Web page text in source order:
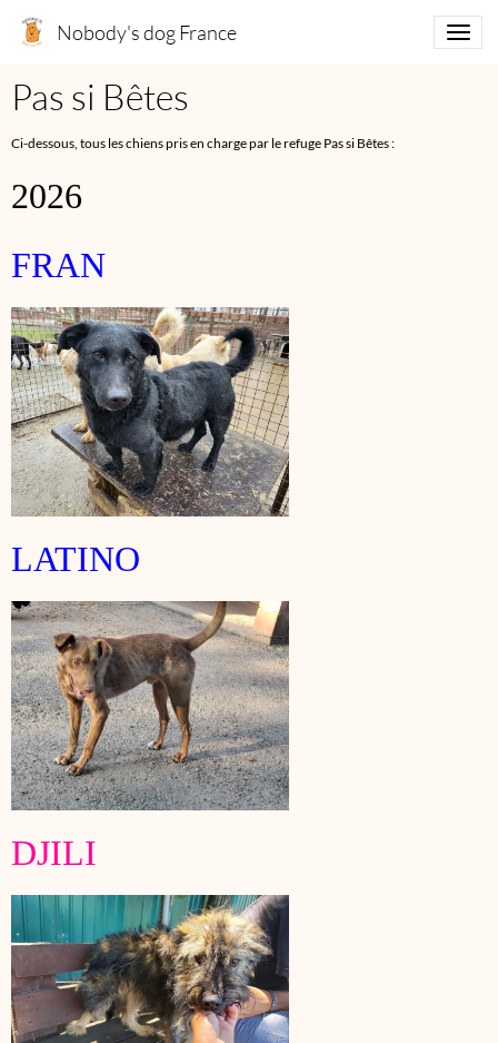
Nobody's dog France
Pas si Bêtes
Ci-dessous, tous les chiens pris en charge par le refuge Pas si Bêtes :
2026
FRAN
LATINO
DJILI